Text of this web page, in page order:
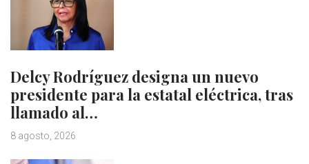
Delcy Rodríguez designa un nuevo
presidente para la estatal eléctrica, tras
llamado al…
8 agosto, 2026